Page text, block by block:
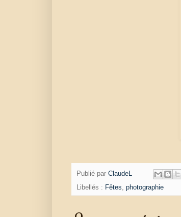
Publié par ClaudeL
Libellés : Fêtes photographie